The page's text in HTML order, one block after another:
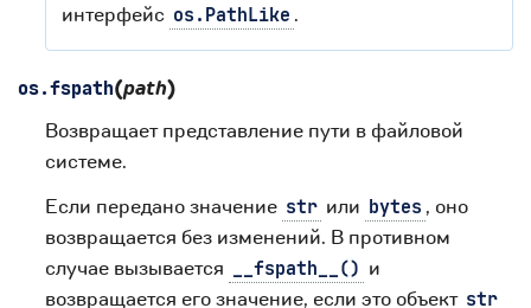
интерфейс os.PathLike .
os.fspath(path)
Возвращает представление пути в файловой
системе.
Если передано значение str или bytes , оно
возвращается без изменений. В противном
случае вызывается
__fspath__() и
возвращается его значение, если это объект str